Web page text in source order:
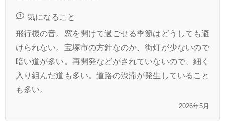
気になること
飛行機の音。窓を開けて過ごせる季節はどうしても避
けられない。宝塚市の方針なのか、街灯が少ないので
暗い道が多い。再開発などがされていないので、細く
入り組んだ道も多い。道路の渋滞が発生していること
も多い。
2026年5月